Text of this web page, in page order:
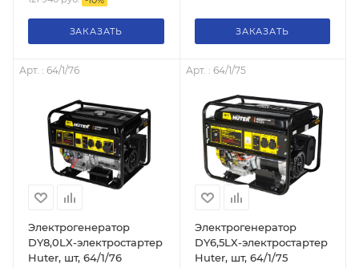
ЗАКАЗАТЬ ЗАКАЗАТЬ
Арт. : 64/1/76
Электрогенератор
DY8,0LX-электростартер
Huter, шт, 64/1/76
Арт. : 64/1/75
Электрогенератор
DY6,5LX-электростартер
Huter, шт, 64/1/75